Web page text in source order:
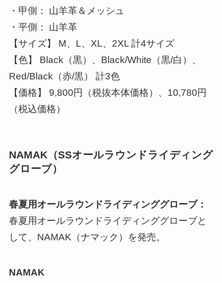
・甲側： 山羊革＆メッシュ
・平側： 山羊革
【サイズ】 M、L、XL、2XL 計4サイズ
【色】 Black（黒）、Black/White（黒/白）、
Red/Black（赤/黒） 計3色
【価格】 9,800円（税抜本体価格）、10,780円
（税込価格）
NAMAK（SSオールラウンドライディング
グローブ）
春夏用オールラウンドライディンググローブ：
春夏用オールラウンドライディンググローブと
して、NAMAK（ナマック）を発売。
NAMAK